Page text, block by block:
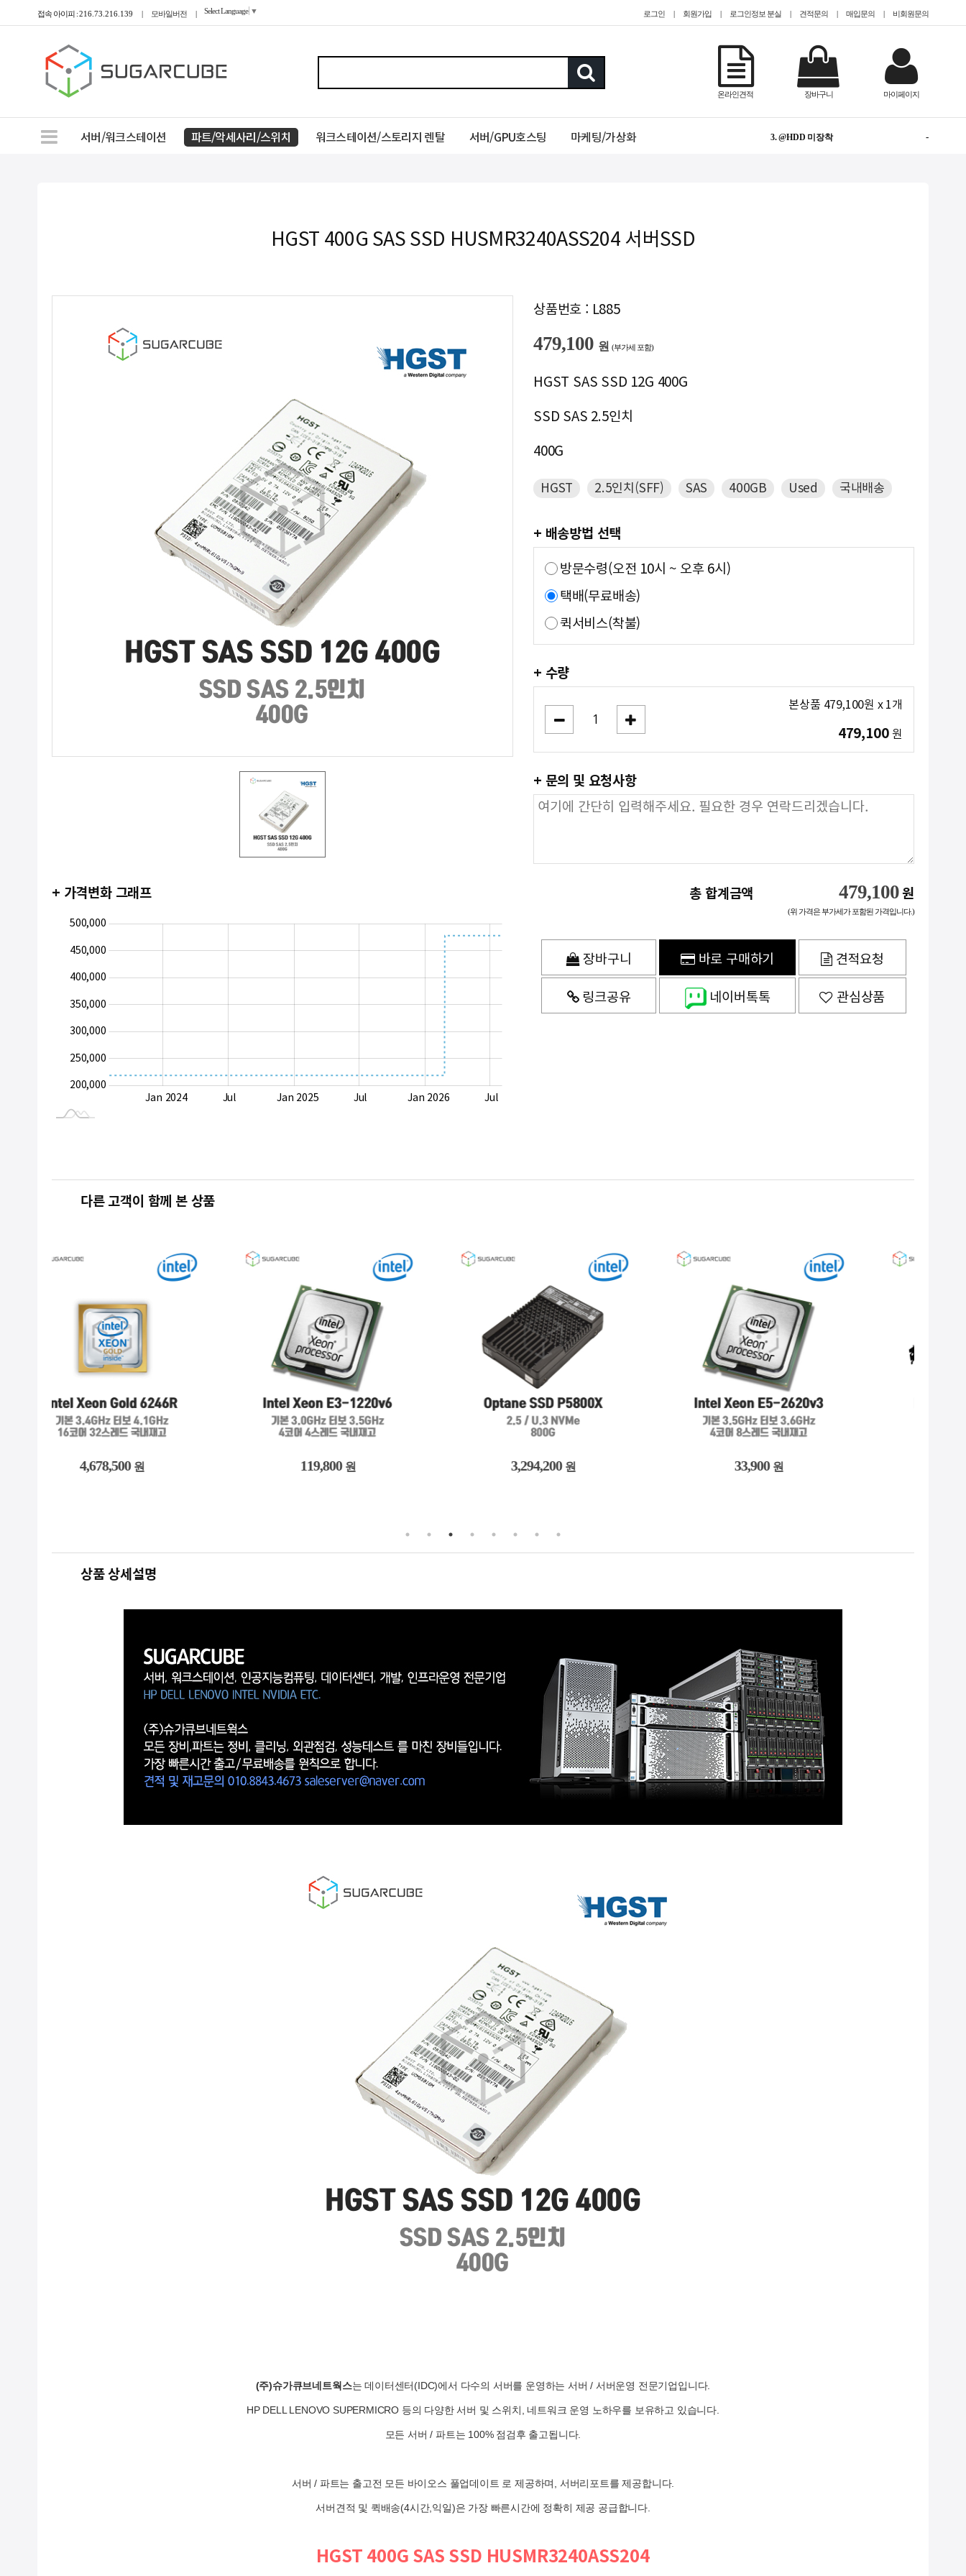
접속 아이피 :216.73.216.139 | 모바일버전 | Select Language ▼ 로그인 | 회원가입 | 로그인정보 분실 | 견적문의 | 매입문의 | 비회원문의
마이페이지
장바구니
온라인견적
서버/워크스테이션 파트/악세사리/스위치 워크스테이션/스토리지 렌탈 서버/GPU호스팅 마케팅/가상화
1. TESLA
NEW
-
3. @HDD 미장착
HGST 400G SAS SSD HUSMR3240ASS204 서버SSD
+ 가격변화 그래프
200,000
200,000
250,000
300,000
350,000
400,000
450,000
500,000
Jan 2024 Jul Jan 2025 Jul Jan 2026 Jul
상품번호 : L885
479,100 원 (부가세 포함)
HGST SAS SSD 12G 400G
SSD SAS 2.5인치
400G
HGST 2.5인치(SFF) SAS 400GB Used 국내배송
+ 배송방법 선택
방문수령(오전 10시 ~ 오후 6시)
택배(무료배송)
퀵서비스(착불)
+ 수량
본상품 479,100원 x 1 개
479,100 원
+ 문의 및 요청사항
총 합계금액 479,100 원
(위 가격은 부가세가 포함된 가격입니다.)
장바구니 바로 구매하기 견적요청
링크공유 네이버톡톡 관심상품
다른 고객이 함께 본 상품
119,800 3,294,200 33,900 3,633,600
상품 상세설명
(주)슈가큐브네트웍스는 데이터센터(IDC)에서 다수의 서버를 운영하는 서버 / 서버운영 전문기업입니다.
HP DELL LENOVO SUPERMICRO 등의 다양한 서버 및 스위치, 네트워크 운영 노하우를 보유하고 있습니다.
모든 서버 / 파트는 100% 점검후 출고됩니다.
서버 / 파트는 출고전 모든 바이오스 풀업데이트 로 제공하며, 서버리포트를 제공합니다.
서버견적 및 퀵배송(4시간,익일)은 가장 빠른시간에 정확히 제공 공급합니다.
HGST 400G SAS SSD HUSMR3240ASS204